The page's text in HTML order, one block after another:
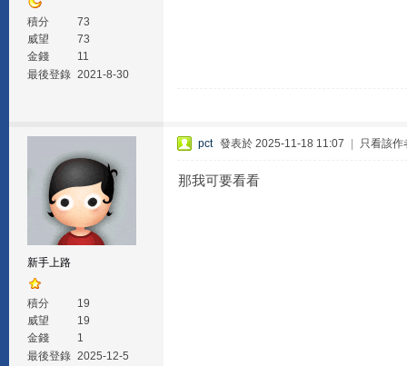
積分
73
威望
73
金錢
11
最後登錄 2021-8-30
新手上路
積分
19
威望
19
金錢
1
最後登錄 2025-12-5
pct 發表於 2025-11-18 11:07 只看該作
那我可要看看